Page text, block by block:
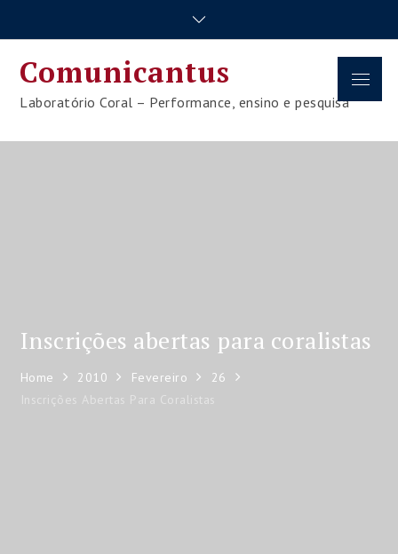
Comunicantus
Laboratório Coral – Performance, ensino e pesquisa
Menu
Inscrições abertas para coralistas
Home 2010 Fevereiro
26
Inscrições Abertas Para Coralistas